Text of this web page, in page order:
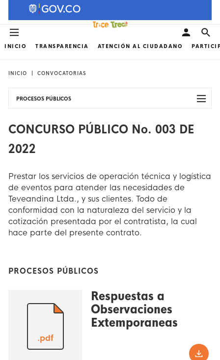
INICIO TRANSPARENCIA ATENCIÓN AL CIUDADANO
INICIO CONVOCATORIAS
PROCESOS PÚBLICOS
CONCURSO PÚBLICO No. 003 DE
2022
Prestar los servicios de operación técnica y logística
de eventos para atender las necesidades de
Teveandina Ltda., y sus clientes. Todo de
conformidad con la naturaleza del servicio y la
cotización presentada por el contratista, la cual
hace parte del presente contrato.
PROCESOS PÚBLICOS
.pdf
Respuestas a
Observaciones
Extemporaneas